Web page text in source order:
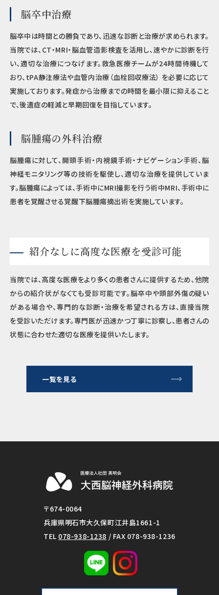
脳卒中治療
脳卒中は時間との勝負であり、迅速な診断と治療が求められます。
当院では、CT・MRI・脳血管造影検査を活用し、速やかに診断を行
い、適切な治療につなげます。救急医療チームが24時間待機して
おり、tPA静注療法や血管内治療（血栓回収療法） を必要に応じて
実施しております。発症から治療までの時間を最小限に抑えること
で、後遺症の軽減と早期回復を目指しています。
脳腫瘍の外科治療
脳腫瘍に対して、開頭手術・内視鏡手術・ナビゲーション手術、脳
神経モニタリング等の技術を駆使し、適切な治療を提供していま
す。脳腫瘍によっては、手術中にMRI撮影を行う術中MRI、手術中に
患者を覚醒させる覚醒下脳腫瘍摘出術を実施しています。
紹介なしに高度な医療を受診可能
当院では、高度な医療をより多くの患者さんに提供するため、他院
からの紹介状がなくても受診可能です。脳卒中や頭部外傷の疑い
がある場合や、専門的な診断・治療を希望される方は、直接当院
を受診いただけます。専門医が迅速かつ丁寧に診察し、患者さんの
状態に合わせた適切な医療を提供いたします。
一覧を見る
〒674-0064
兵庫県明石市大久保町江井島1661-1
TEL 078-938-1238 / FAX 078-938-1236